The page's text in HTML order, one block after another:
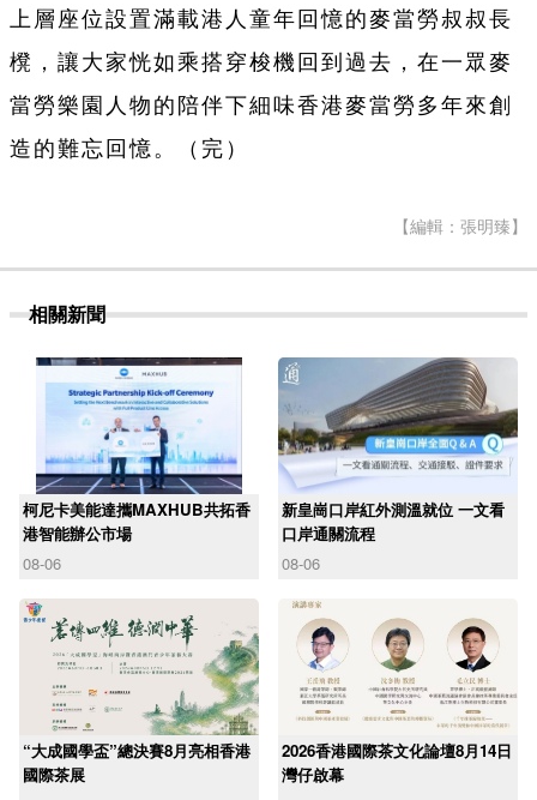
上層座位設置滿載港人童年回憶的麥當勞叔叔長
櫈，讓大家恍如乘搭穿梭機回到過去，在一眾麥
當勞樂園人物的陪伴下細味香港麥當勞多年來創
造的難忘回憶。（完）
【編輯：張明臻】
相關新聞
柯尼卡美能達攜MAXHUB共拓香
港智能辦公市場
08-06
新皇崗口岸紅外測溫就位 一文看
口岸通關流程
08-06
“大成國學盃”總決賽8月亮相香港
國際茶展
2026香港國際茶文化論壇8月14日
灣仔啟幕